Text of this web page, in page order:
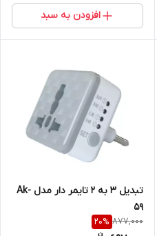
افزودن به سبد
تبدیل 3 به 2 تایمر دار مدل Ak-
59
877,000
20%